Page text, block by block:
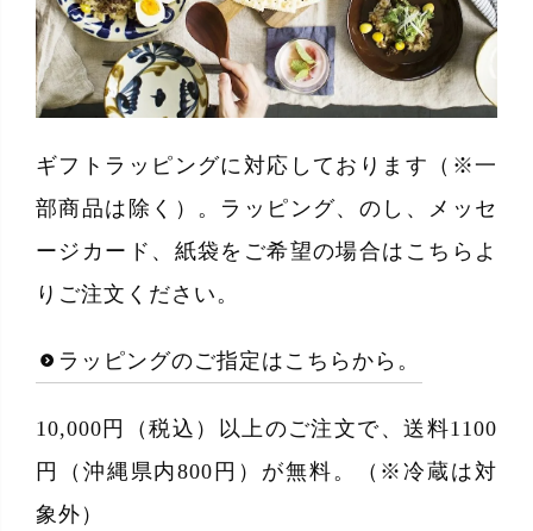
ギフトラッピングに対応しております（※一
部商品は除く）。ラッピング、のし、メッセ
ージカード、紙袋をご希望の場合はこちらよ
りご注文ください。
ラッピングのご指定はこちらから。
10,000円（税込）以上のご注文で、送料1100
円（沖縄県内800円）が無料。（※冷蔵は対
象外）